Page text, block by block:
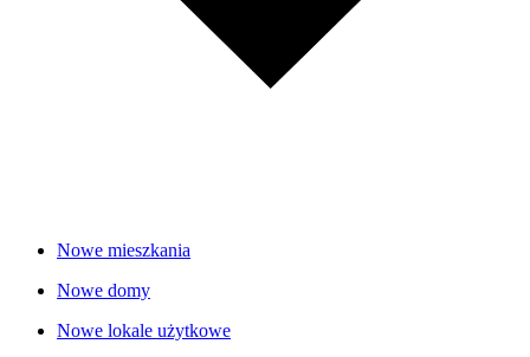
Nowe mieszkania
Nowe domy
Nowe lokale użytkowe